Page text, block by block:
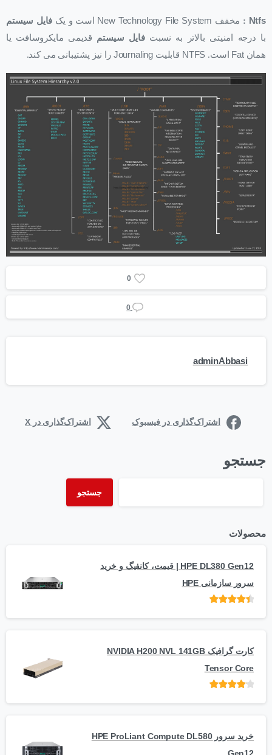
Ntfs
: مخفف New Technology File System است و یک فایل سیستم
با درجه امنیتی بالاتر به نسبتفایل سیستم قدیمی مایکروسافت یا
همانFat است. NTFS قابلیت Journaling را نیز پشتیبانی می کند.
0
0
adminAbbasi
اشتراک‌گذاری در فیسبوک اشتراک‌گذاری در X
جستجو
جستجو
محصولات
HPE DL380 Gen12 | قیمت، کانفیگ و خرید
سرور سازمانی HPE
کارت گرافیک NVIDIA H200 NVL 141GB
Tensor Core
5
خرید سرور HPE ProLiant Compute DL580